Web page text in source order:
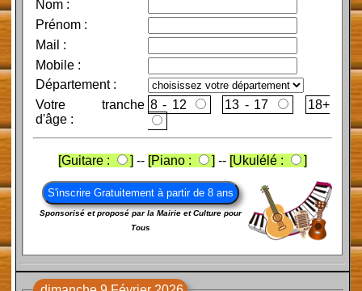
Nom:
Prénom:
Mail :
Mobile:
Département :
Votre tranche
d'âge :
8 - 12 13 - 17 18+
[Guitare : ] -- [Piano : ] -- [Ukulélé : ]
Sponsorisé et proposé par la Mairie et Culture pour
Tous